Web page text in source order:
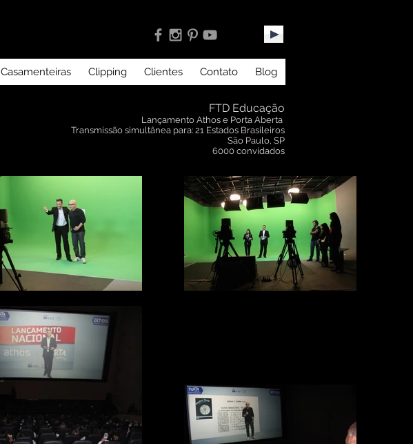
Casamenteiras Clipping Clientes Contato Blog
FTD Educação
Lançamento Athos e Porta Aberta
Transmissão simultânea para: 21 Estados Brasileiros
São Paulo, SP
6000 convidados